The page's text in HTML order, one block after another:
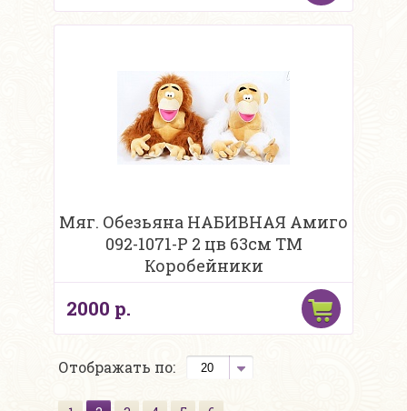
Мяг. Обезьяна НАБИВНАЯ Амиго
092-1071-P 2 цв 63см ТМ
Коробейники
2000 р.
Отображать по: